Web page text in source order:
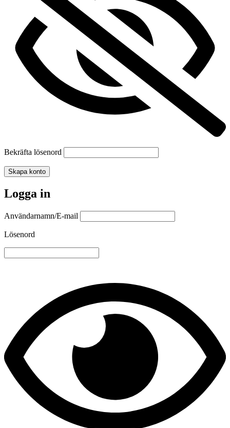
Bekräfta lösenord
Skapa konto
Logga in
Användarnamn/E-mail
Lösenord